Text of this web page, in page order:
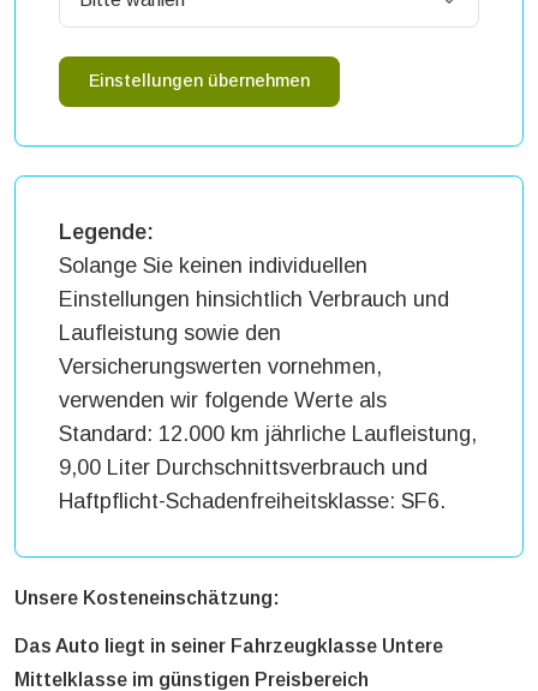
Einstellungen übernehmen
Legende:
Solange Sie keinen individuellen
Einstellungen hinsichtlich Verbrauch und
Laufleistung sowie den
Versicherungswerten vornehmen,
verwenden wir folgende Werte als
Standard: 12.000 km jährliche Laufleistung,
9,00 Liter Durchschnittsverbrauch und
Haftpflicht-Schadenfreiheitsklasse: SF6.
Unsere Kosteneinschätzung:
Das Auto liegt in seiner Fahrzeugklasse Untere
Mittelklasse im günstigen Preisbereich